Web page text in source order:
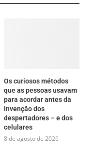
Os curiosos métodos
que as pessoas usavam
para acordar antes da
invenção dos
despertadores – e dos
celulares
8 de agosto de 2026